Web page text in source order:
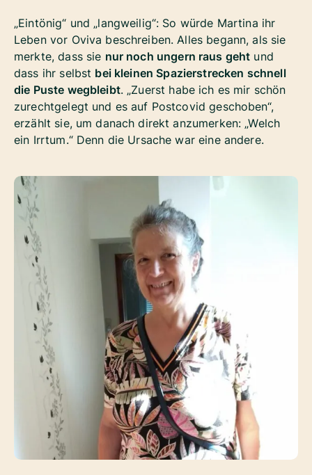
„Eintönig“ und „langweilig“: So würde Martina ihr
Leben vor Oviva beschreiben. Alles begann, als sie
merkte, dass sie nur noch ungern raus geht und
dass ihr selbst bei kleinen Spazierstrecken schnell
die Puste wegbleibt. „Zuerst habe ich es mir schön
zurechtgelegt und es auf Postcovid geschoben“,
erzählt sie, um danach direkt anzumerken: „Welch
ein Irrtum.“ Denn die Ursache war eine andere.